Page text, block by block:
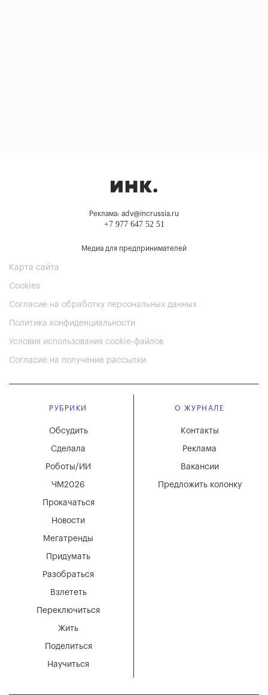
Реклама: adv@incrussia.ru
+7 977 647 52 51
Медиа для предпринимателей
Карта сайта
Cookies
Согласие на обработку персональных данных
Политика конфиденциальности
Условия использования cookie-файлов
Согласие на получение рассылки
РУБРИКИ
Мегатренды
Придумать
Разобраться
Взлететь
Новости
Переключиться
Жить
Поделиться
Научиться
Обсудить
Сделала
Роботы/ИИ
ЧМ2026
Прокачаться
О ЖУРНАЛЕ
Вакансии
Реклама
Контакты
Предложить колонку